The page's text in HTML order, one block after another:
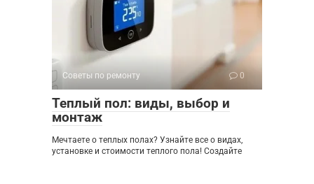
Советы по ремонту 0
Теплый пол: виды, выбор и
монтаж
Мечтаете о теплых полах? Узнайте все о видах,
установке и стоимости теплого пола! Создайте